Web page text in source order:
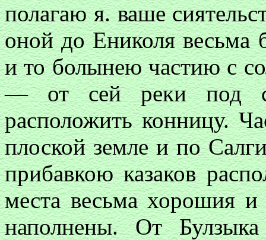
полагаю я. ваше
оной до Ениколя весьма
и то болынею частию с
— от сей реки под
расположить конницу.
плоской земле и по
прибавкою казаков
места весьма хорошия
наполнены. От